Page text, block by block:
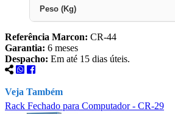
Peso (Kg)
Referência Marcon: CR-44
Garantia: 6 meses
Despacho: Em até 15 dias úteis.
Veja Também
Rack Fechado para Computador - CR-29